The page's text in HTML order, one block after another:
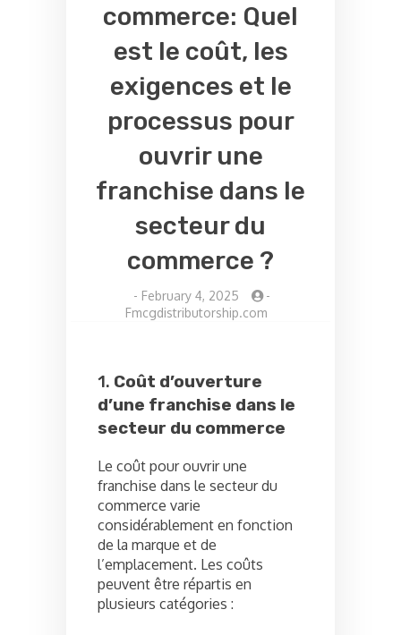
commerce: Quel
est le coût, les
exigences et le
processus pour
ouvrir une
franchise dans le
secteur du
commerce ?
- February 4, 2025
-
Fmcgdistributorship.com
1. Coût d’ouverture
d’une franchise dans le
secteur du commerce
Le coût pour ouvrir une
franchise dans le secteur du
commerce varie
considérablement en fonction
de la marque et de
l’emplacement. Les coûts
peuvent être répartis en
plusieurs catégories :